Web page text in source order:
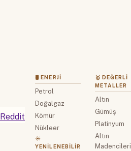
Reddit
🛢 ENERJI
Petrol
Doğalgaz
Kömür
Nükleer
☀️
YENILENEBILIR
🥇 DEĞERLI
METALLER
Altın
Gümüş
Platinyum
Altın
Madencileri